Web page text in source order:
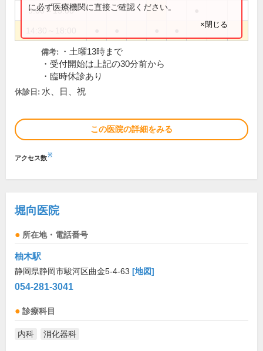
9:00～13:00
に必ず医療機関に直接ご確認ください。
×閉じる
備考:
・土曜13時まで
・受付開始は上記の30分前から
・臨時休診あり
休診日: 水、日、祝
この医院の詳細をみる
アクセス数※
堀向医院
所在地・電話番号
柚木駅
静岡県静岡市駿河区曲金5-4-63 [地図]
054-281-3041
診療科目
内科 消化器科